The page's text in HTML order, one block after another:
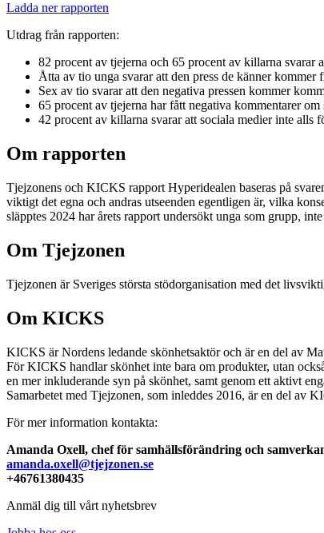
Ladda ner rapporten
Utdrag från rapporten:
82 procent av tjejerna och 65 procent av killarna svarar
Åtta av tio unga svarar att den press de känner
Sex av tio svarar att den negativa pressen kommer
65 procent av tjejerna har fått negativa kommentarer
42 procent av killarna svarar att sociala medier inte alls
Om rapporten
Tjejzonens och KICKS rapport Hyperidealen baseras på
viktigt det egna och andras utseenden egentligen är, vilka
släpptes 2024 har årets rapport undersökt unga som grupp,
Om Tjejzonen
Tjejzonen är Sveriges största stödorganisation med det
Om KICKS
KICKS är Nordens ledande skönhetsaktör och är en del av
För KICKS handlar skönhet inte bara om produkter, utan
en mer inkluderande syn på skönhet, samt genom ett aktivt
Samarbetet med Tjejzonen, som inleddes 2016, är en del av
För mer information kontakta:
Amanda Oxell, chef för samhällsförändring och
amanda.oxell@tjejzonen.se
+46761380435
Anmäl dig till vårt nyhetsbrev